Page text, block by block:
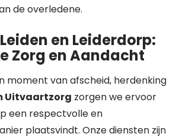
de overledene.
en Leiderdorp:
Zorg en Aandacht
moment van afscheid, herdenking
Uitvaartzorg zorgen we ervoor
een respectvolle en
plaatsvindt. Onze diensten zijn